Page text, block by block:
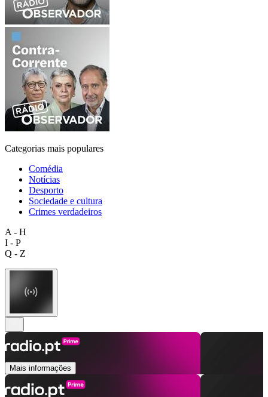
Categorias mais populares
Comédia
Notícias
Desporto
Sociedade e cultura
Crimes verdadeiros
A - H
I - P
Q - Z
Mais informações